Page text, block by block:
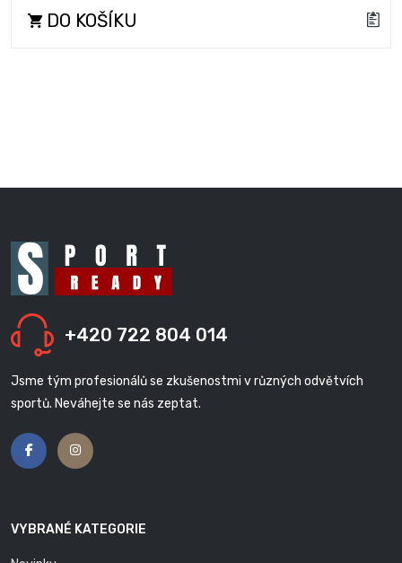
DO KOŠÍKU
+420 722 804 014
Jsme tým profesionálů se zkušenostmi v různých odvětvích
sportů. Neváhejte se nás zeptat.
VYBRANÉ KATEGORIE